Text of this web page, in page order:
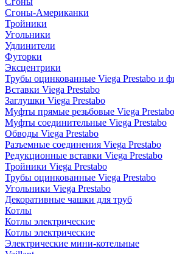
Сгоны-Американки
Тройники
Угольники
Удлинители
Футорки
Эксцентрики
Трубы оцинкованные Viega Prestabo и
Вставки Viega Prestabo
Заглушки Viega Prestabo
Муфты прямые резьбовые Viega Prestabo
Муфты соединительные Viega Prestabo
Обводы Viega Prestabo
Разъемные соединения Viega Prestabo
Редукционные вставки Viega Prestabo
Тройники Viega Prestabo
Трубы оцинкованные Viega Prestabo
Угольники Viega Prestabo
Декоративные чашки для труб
Котлы
Котлы электрические
Котлы электрические
Электрические мини-котельные